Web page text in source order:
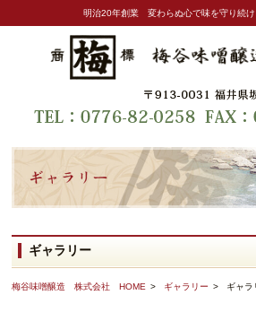
明治20年創業 変わらぬ心で味を守り続け
ギャラリー
梅谷味噌醸造 株式会社 HOME ギャラリー ギャラ